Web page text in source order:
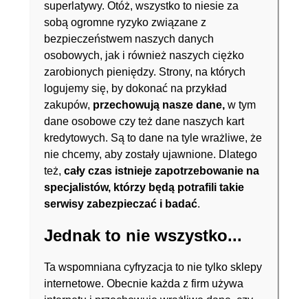
superlatywy. Otóż, wszystko to niesie za
sobą ogromne ryzyko związane z
bezpieczeństwem naszych danych
osobowych, jak i również naszych ciężko
zarobionych pieniędzy. Strony, na których
logujemy się, by dokonać na przykład
zakupów, przechowują nasze dane, w tym
dane osobowe czy też dane naszych kart
kredytowych. Są to dane na tyle wrażliwe, że
nie chcemy, aby zostały ujawnione. Dlatego
też, cały czas istnieje zapotrzebowanie na
specjalistów, którzy będą potrafili takie
serwisy zabezpieczać i badać.
Jednak to nie wszystko...
Ta wspomniana cyfryzacja to nie tylko sklepy
internetowe. Obecnie każda z firm używa